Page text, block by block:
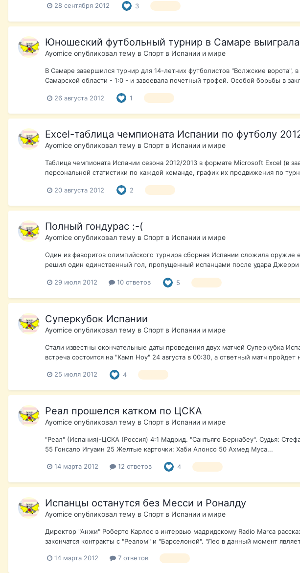
28 сентября 2012 3
Юношеский футбольный турнир в Самаре
Ayomice опубликовал тему в Спорт в Испании и мире
В Самаре завершился турнир для 14-летних футболистов "Волжские
Самарской области - 1:0 - и завоевала почетный трофей. Особой борьбы в
26 августа 2012 1
Excel-таблица чемпионата Испании по футболу
Ayomice опубликовал тему в Спорт в Испании и мире
Таблица чемпионата Испании сезона 2012/2013 в формате Microsoft Excel (в
персональной статистики по каждой команде, график их продвижения по
20 августа 2012 2
Полный гондурас :-(
Ayomice опубликовал тему в Спорт в Испании и мире
Один из фаворитов олимпийского турнира сборная Испании сложила оружие
решил один единственный гол, пропущенный испанцами после удара
29 июля 2012 10 ответов 5
Суперкубок Испании
Ayomice опубликовал тему в Спорт в Испании и мире
Стали известны окончательные даты проведения двух матчей Суперкубка
встреча состоится на "Камп Ноу" 24 августа в 00:30, а ответный матч
25 июля 2012 4
Реал прошелся катком по ЦСКА
Ayomice опубликовал тему в Спорт в Испании и мире
"Реал" (Испания)-ЦСКА (Россия) 4:1 Мадрид. "Сантьяго Бернабеу". Судья:
55 Гонсало Игуаин 25 Желтые карточки: Хаби Алонсо 50 Ахмед Муса...
14 марта 2012 12 ответов 4
Испанцы останутся без Месси и Роналду
Ayomice опубликовал тему в Спорт в Испании и мире
Директор "Анжи" Роберто Карлос в интервью мадридскому Radio Marca
закончатся контракты с "Реалом" и "Барселоной". "Лео в данный момент
14 марта 2012 7 ответов